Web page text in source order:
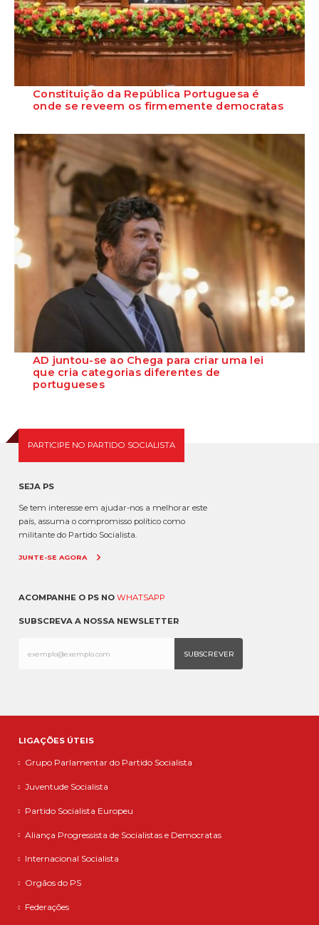
Constituição da República Portuguesa é
onde se reveem os firmemente democratas
defendeu que a Constituição da Re...
AD juntou-se ao Chega para criar uma lei
que cria categorias diferentes de
portugueses
PARTICIPE NO PARTIDO SOCIALISTA
SEJA PS
Se tem interesse em ajudar-nos a melhorar este
país, assuma o compromisso político como
militante do Partido Socialista.
JUNTE-SE AGORA
ACOMPANHE O PS NO WHATSAPP
SUBSCREVA A NOSSA NEWSLETTER
LIGAÇÕES ÚTEIS
Grupo Parlamentar do Partido Socialista
Juventude Socialista
Partido Socialista Europeu
Aliança Progressista de Socialistas e Democratas
Internacional Socialista
Orgãos do PS
Federações